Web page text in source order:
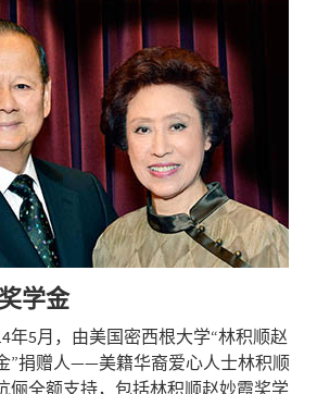
学金
年5月，由美国密西根大学“林积顺赵
”捐赠人——美籍华裔爱心人士林积顺
俪全额支持，包括林积顺赵妙霞奖学